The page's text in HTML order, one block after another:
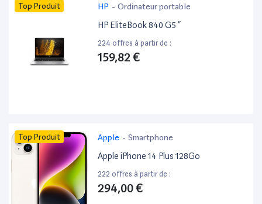
Top Produit HP - Ordinateur portable
HP EliteBook 840 G5 ”
224 offres à partir de :
159,82 €
Top Produit Apple - Smartphone
Apple iPhone 14 Plus 128Go
222 offres à partir de :
294,00 €